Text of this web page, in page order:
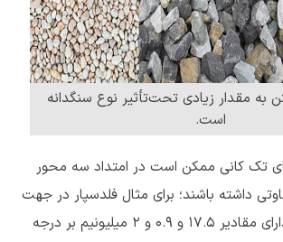
به مقدار زیادی تحت‌تأثیر نوع سنگدانه
است.
تک کانی ممکن است در امتداد سه محور
داشته باشند؛ برای مثال فلدسپار در جهت
سه محور مختلف دارای مقادیر 17.5 و 0.9 و 2 میلیونیم بر درجه